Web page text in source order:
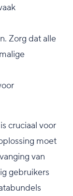
Zorg dat alle
cruciaal voor
moet
van
gebruikers